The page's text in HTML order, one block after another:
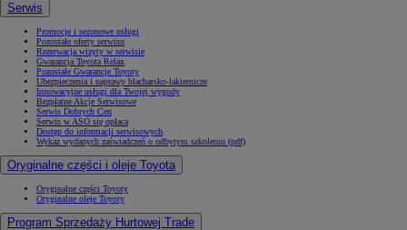
Serwis
Promocje i sezonowe usługi
Pozostałe oferty serwisu
Rezerwacja wizyty w serwisie
Gwarancja Toyota Relax
Pozostałe Gwarancje Toyoty
Ubezpieczenia i naprawy blacharsko-lakiernicze
Innowacyjne usługi dla Twojej wygody
Bezpłatne Akcje Serwisowe
Serwis Dobrych Cen
Serwis w ASO się opłaca
Dostęp do informacji serwisowych
Wykaz wydanych zaświadczeń o odbytym szkoleniu (pdf)
Oryginalne części i oleje Toyota
Oryginalne części Toyoty
Oryginalne oleje Toyoty
Program Sprzedaży Hurtowej Trade